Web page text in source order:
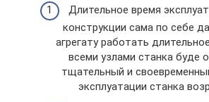
Длительное время
конструкции сама по себе
агрегату работать
всеми узлами станка буде
тщательный и
эксплуатации станка